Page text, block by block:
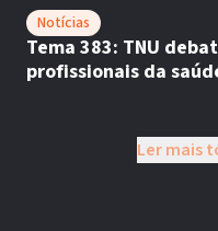
Notícias
Tema 383: TNU
profissionais da
Ler mais